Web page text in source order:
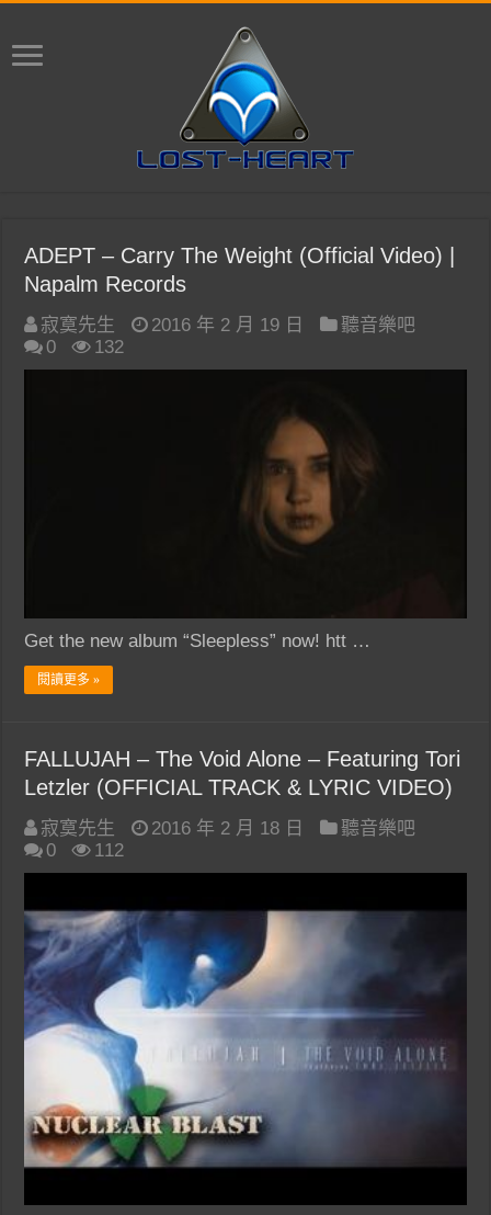
ADEPT – Carry The Weight (Official Video) |
Napalm Records
寂寞先生 2016 年 2 月 19 日
聽音樂吧
0
132
Get the new album “Sleepless” now! htt …
閱讀更多 »
FALLUJAH – The Void Alone – Featuring Tori
Letzler‎ (OFFICIAL TRACK & LYRIC VIDEO)
寂寞先生 2016 年 2 月 18 日
聽音樂吧
0
112